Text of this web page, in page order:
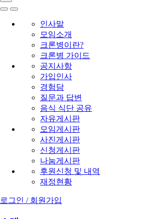
인사말
모임소개
크론병이란?
크론병 가이드
공지사항
가입인사
경험담
질문과 답변
음식 식단 공유
자유게시판
모임게시판
사진게시판
신청게시판
나눔게시판
후원신청 및 내역
재정현황
로그인 / 회원가입